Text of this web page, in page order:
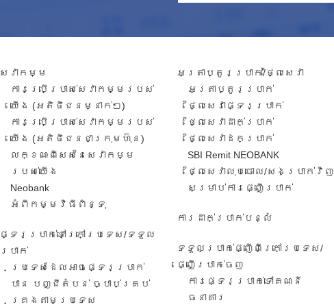
សេវាកម្ម​
ការ​ប្រើប្រាស់​សេវាកម្ម​របស់​
យើង​ (អតិថិជន​​ម្នាក់​ៗ​)
ការប្រើប្រាស់សេវាកម្ម​​របស់
យើង​ (អតិថិជន​ជា​ក្រុមហ៊ុន​)
លក្ខណៈ​ពិសេស​នៃ​សេវា​កម្ម​
របស់​យើង
Neobank
អំពីកម្មវិធីពិន្ទុ
ផ្ទេរប្រាក់ទៅក្រៅប្រទេស/ទទួល​
ប្រាក់​
ប្រទេសដែលអាចផ្ទេរប្រាក់
បាន បញ្ជីតំបន់ ច្បាប់គ្រប់
គ្រងតាមប្រទេស
អត្រាប្តូរប្រាក់/ថ្លៃសេវា​
អត្រា​ប្តូរ​ប្រាក់​
ថ្លៃសេវាផ្ទេរប្រាក់
ថ្លៃសេវាដាក់ប្រាក់
ថ្លៃសេវាដកប្រាក់
SBI Remit NEOBANK
ថ្លៃសេវាលុបចោល/សងប្រាក់វិញ
សម្រាប់ការផ្ញើប្រាក់
ការដាក់ប្រាក់បន្លំ
ទទួលប្រាក់ផ្ញើពីក្រៅប្រទេស/
ផ្ញើប្រាក់ចេញ
ការ​ផ្ទេរ​ប្រាក់​ទៅ​គណនី
ធនាគារ​